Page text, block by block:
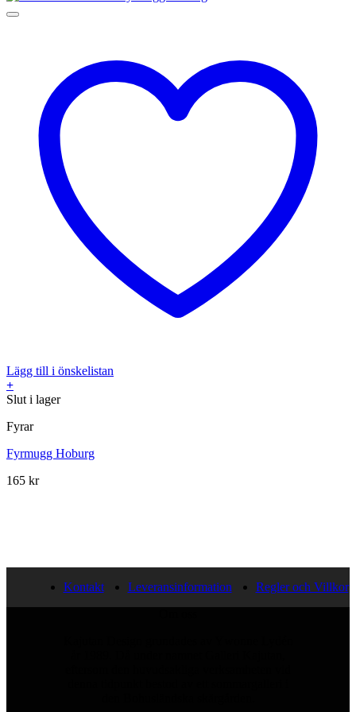
Lägg till i önskelistan
+
Slut i lager
Fyrar
Fyrmugg Hoburg
165 kr
Kontakt Leveransinformation
Regler och Villkor